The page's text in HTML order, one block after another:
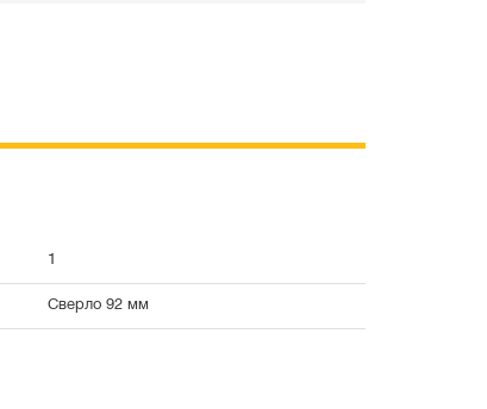
1
Сверло 92 мм